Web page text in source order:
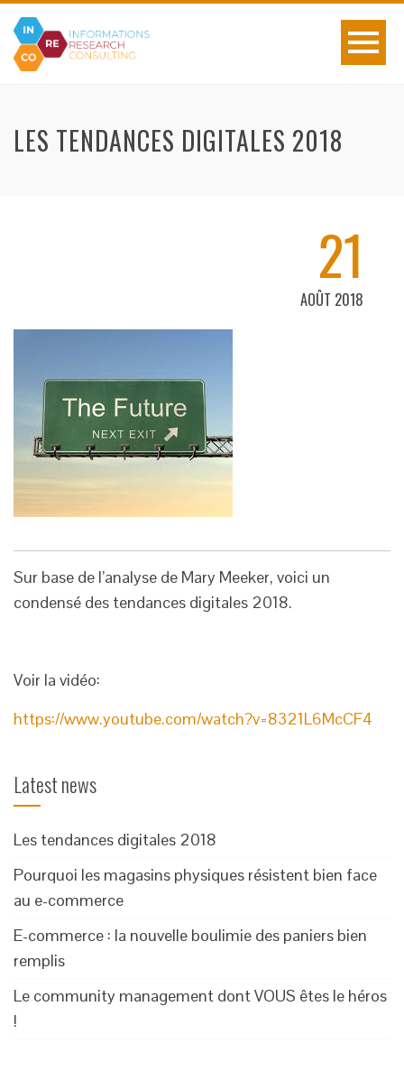
LES TENDANCES DIGITALES 2018
21
AOÛT 2018
Sur base de l’analyse de Mary Meeker, voici un
condensé des tendances digitales 2018.
Voir la vidéo:
https://www.youtube.com/watch?v=8321L6McCF4
Latest news
Les tendances digitales 2018
Pourquoi les magasins physiques résistent bien face
au e-commerce
E-commerce : la nouvelle boulimie des paniers bien
remplis
Le community management dont VOUS êtes le héros
!